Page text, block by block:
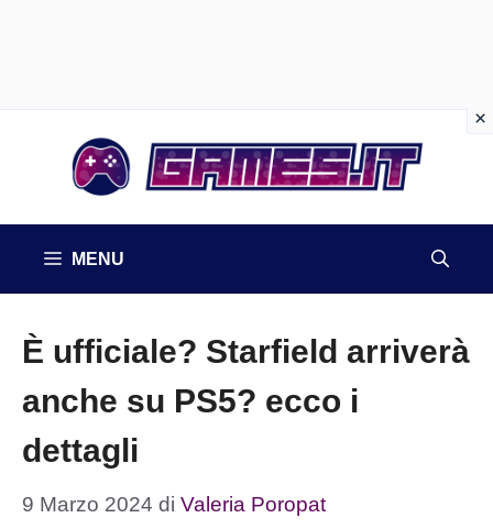
MENU
È ufficiale? Starfield arriverà
anche su PS5? ecco i
dettagli
9 Marzo 2024 di Valeria Poropat